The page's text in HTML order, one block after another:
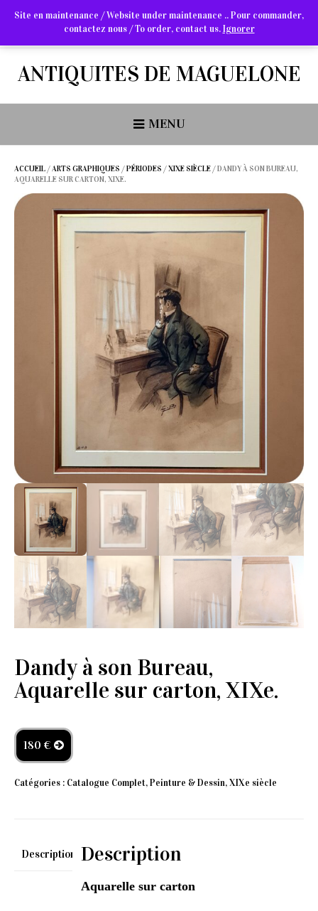
Arts Graphiques & Livres Anciens
ANTIQUITES DE MAGUELONE
MENU
ACCUEIL /ARTS GRAPHIQUES /PÉRIODES /XIXE SIÈCLE / DANDY À SON BUREAU,
AQUARELLE SUR CARTON, XIXE.
Dandy à son Bureau,
Aquarelle sur carton, XIXe.
180 €
Catégories : Catalogue Complet,Peinture & Dessin,XIXe siècle
Description Description
Aquarelle sur carton
Site en maintenance / Website under maintenance .. Pour commander,
contactez nous / To order, contact us.Ignorer